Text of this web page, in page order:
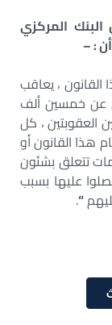
232 من قانون البنك المركزي
المادة (۲۳۱) من هذا القانون ، يعاقب
عن خمسين ألف
العقوبتين ، كل
هذا القانون أو
تتعلق بشئون
عليها بسبب
“
.